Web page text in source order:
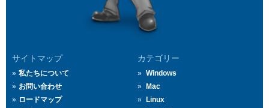
サイトマップ
私たちについて
お問い合わせ
ロードマップ
カテゴリー
Windows
Mac
Linux